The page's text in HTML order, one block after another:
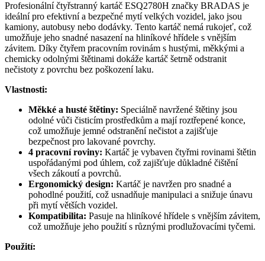
Profesionální čtyřstranný kartáč ESQ2780H značky BRADAS je
ideální pro efektivní a bezpečné mytí velkých vozidel, jako jsou
kamiony, autobusy nebo dodávky. Tento kartáč nemá rukojeť, což
umožňuje jeho snadné nasazení na hliníkové hřídele s vnějším
závitem. Díky čtyřem pracovním rovinám s hustými, měkkými a
chemicky odolnými štětinami dokáže kartáč šetrně odstranit
nečistoty z povrchu bez poškození laku.
Vlastnosti:
Měkké a husté štětiny: Speciálně navržené štětiny jsou
odolné vůči čisticím prostředkům a mají roztřepené konce,
což umožňuje jemné odstranění nečistot a zajišťuje
bezpečnost pro lakované povrchy.
4 pracovní roviny: Kartáč je vybaven čtyřmi rovinami štětin
uspořádanými pod úhlem, což zajišťuje důkladné čištění
všech zákoutí a povrchů.
Ergonomický design: Kartáč je navržen pro snadné a
pohodlné použití, což usnadňuje manipulaci a snižuje únavu
při mytí větších vozidel.
Kompatibilita: Pasuje na hliníkové hřídele s vnějším závitem,
což umožňuje jeho použití s různými prodlužovacími tyčemi.
Použití: